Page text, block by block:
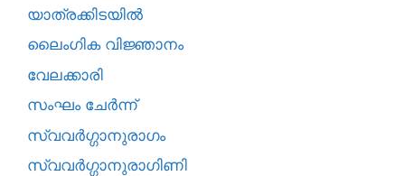
യാത്രക്കിടയില്‍
ലൈംഗിക വിജ്ഞാനം
വേലക്കാരി
സംഘം ചേർന്ന്
സ്വവർഗ്ഗാനുരാഗം
സ്വവർഗ്ഗാനുരാഗിണി